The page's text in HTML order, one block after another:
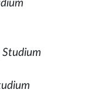
Studium